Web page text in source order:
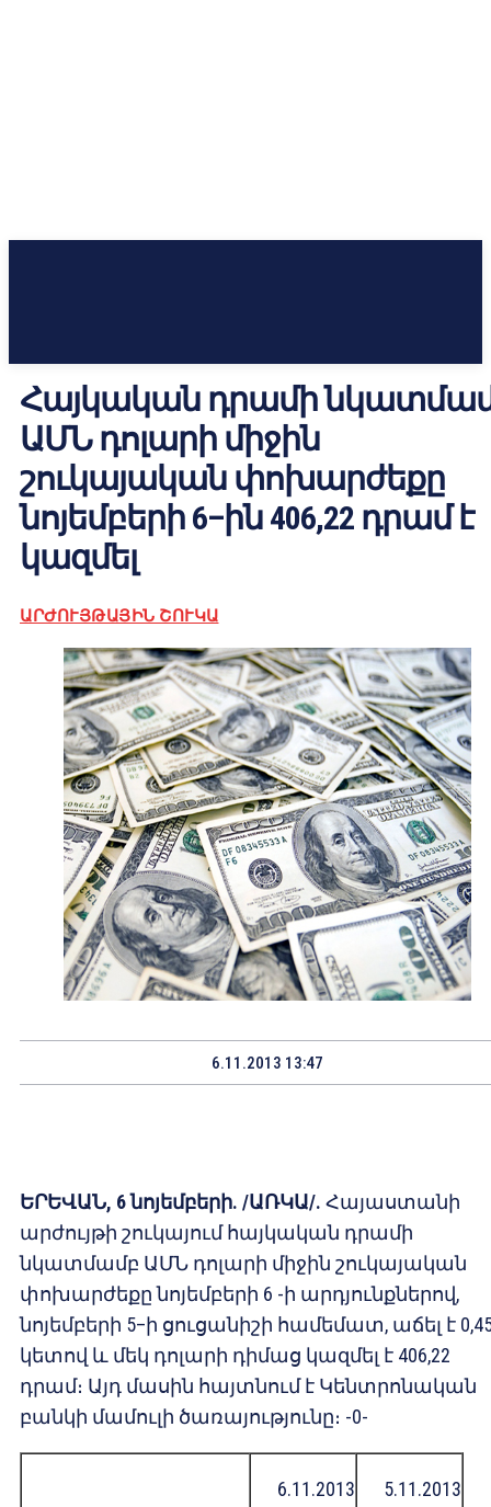
Հայկական դրամի
ԱՄՆ դոլարի միջին
շուկայական փոխարժեքը
նոյեմբերի 6–ին 406,22 դրամ է
կազմել
ԱՐԺՈՒՅԹԱՅԻՆ ՇՈՒԿԱ
6.11.2013 13:47
ԵՐԵՎԱՆ, 6 նոյեմբերի. /ԱՌԿԱ/. Հայաստանի
արժույթի շուկայում հայկական դրամի
նկատմամբ ԱՄՆ դոլարի միջին շուկայական
փոխարժեքը նոյեմբերի 6 -ի արդյունքներով,
նոյեմբերի 5–ի ցուցանիշի համեմատ, աճել է
կետով և մեկ դոլարի դիմաց կազմել է 406,22
դրամ։ Այդ մասին հայտնում է Կենտրոնական
բանկի մամուլի ծառայությունը։ -0-
6.11.2013 5.11.2013